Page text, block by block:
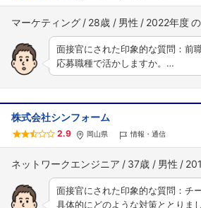
マーケティング 28歳 男性 2022年度
面接官にされた印象的な質問：前
応募職種で活かしますか。…
株式会社シンフォーム
2.9 岡山県 情報・通信
ネットワークエンジニア 37歳 男性
面接官にされた印象的な質問：チ
具体的にどのような対策ととりま